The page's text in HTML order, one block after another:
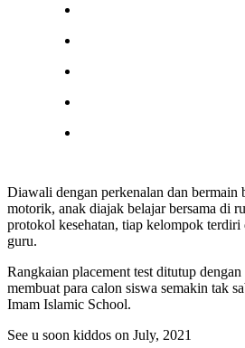
Diawali dengan perkenalan dan bermain
motorik, anak diajak belajar bersama di
protokol kesehatan, tiap kelompok terdiri
guru.
Rangkaian placement test ditutup
membuat para calon siswa semakin tak
Imam Islamic School.
See u soon kiddos on July, 2021